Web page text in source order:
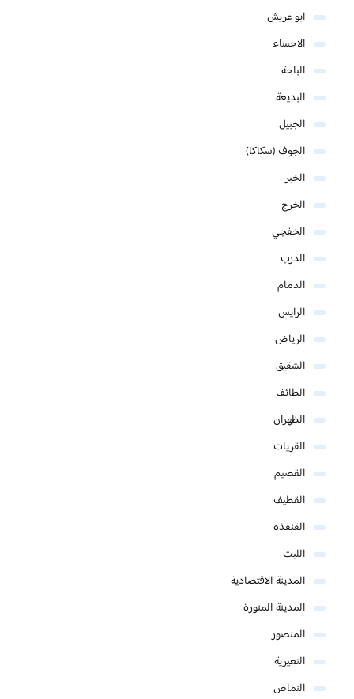
ابو عريش
الاحساء
الباحة
البديعة
الجبيل
الجوف (سكاكا)
الخبر
الخرج
الخفجي
الدرب
الدمام
الرايس
الرياض
الشقيق
الطائف
الظهران
القريات
القصيم
القطيف
القنفذه
الليث
المدينة الاقتصادية
المدينة المنورة
المنصور
النعيرية
النماص